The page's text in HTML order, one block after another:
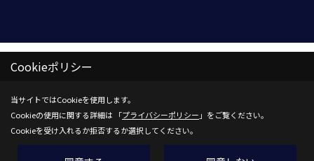
Cookieポリシー
当サイトではCookieを使用します。
Cookieの使用に関する詳細は 「プライバシーポリシー 」をご覧ください。
Cookieを受け入れるか拒否するか選択してください。